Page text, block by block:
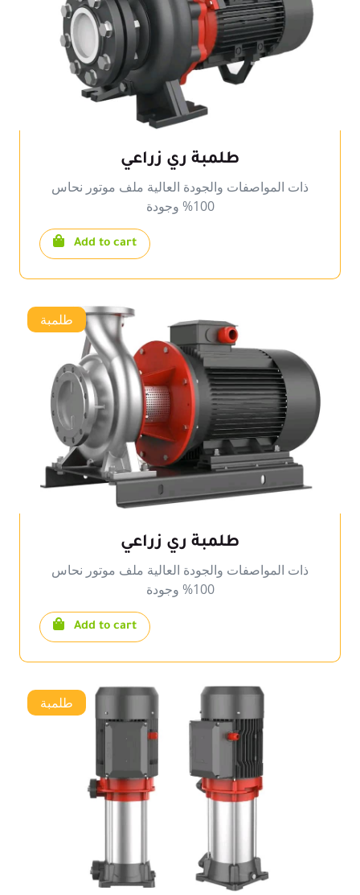
طلمبة ري زراعي
ذات المواصفات والجودة العالية ملف موتور نحاس
100% وجودة
Add to cart
طلمبة
طلمبة ري زراعي
ذات المواصفات والجودة العالية ملف موتور نحاس
100% وجودة
Add to cart
طلمبة